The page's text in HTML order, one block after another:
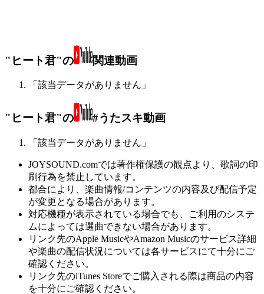
"ヒート君"の 関連動画
「該当データがありません」
"ヒート君"の #うたスキ動画
「該当データがありません」
JOYSOUND.comでは著作権保護の観点より、歌詞の印
刷行為を禁止しています。
都合により、楽曲情報/コンテンツの内容及び配信予定
が変更となる場合があります。
対応機種が表示されている場合でも、ご利用のシステ
ムによっては選曲できない場合があります。
リンク先のApple MusicやAmazon Musicのサービス詳細
や楽曲の配信状況については各サービスにて十分にご
確認ください。
リンク先のiTunes Storeでご購入される際は商品の内容
を十分にご確認ください。